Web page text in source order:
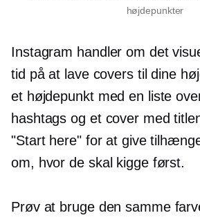
højdepunkter
Instagram handler om det
tid på at lave covers til dine
et højdepunkt med en liste
hashtags og et cover med
"Start here" for at give
om, hvor de skal kigge først.
Prøv at bruge den samme